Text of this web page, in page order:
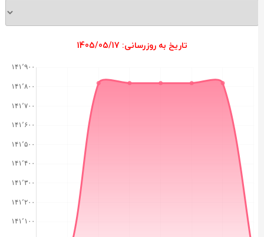
تاریخ به روزرسانی: 1405/05/17